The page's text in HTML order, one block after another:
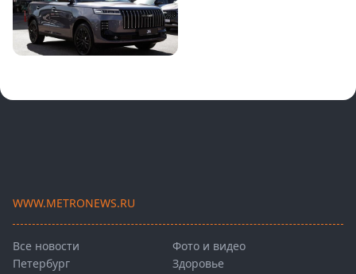
WWW.METRONEWS.RU
Все новости
Петербург
Фото и видео
Здоровье